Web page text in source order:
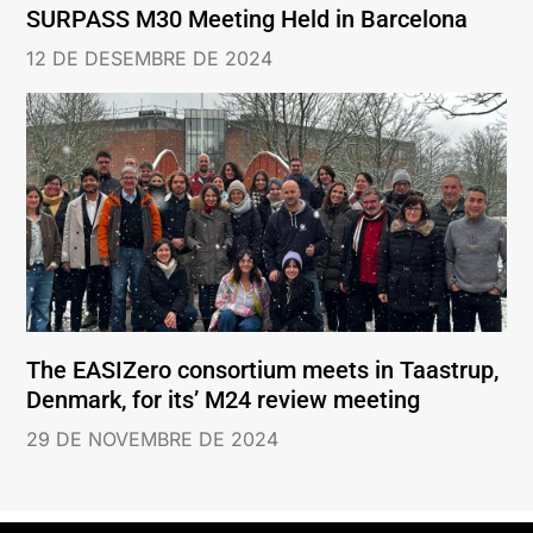
SURPASS M30 Meeting Held in Barcelona
12 DE DESEMBRE DE 2024
The EASIZero consortium meets in Taastrup,
Denmark, for its’ M24 review meeting
29 DE NOVEMBRE DE 2024